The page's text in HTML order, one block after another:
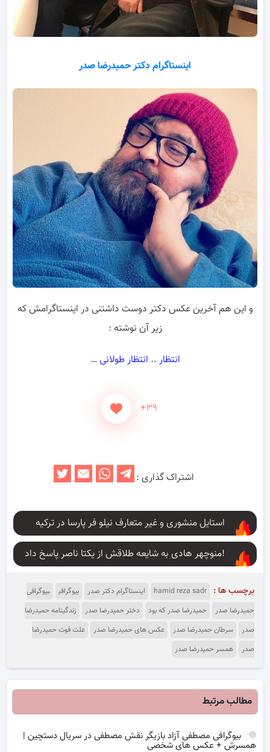
اینستاگرام دکتر حمیدرضا صدر
و این هم آخرین عکس دکتر دوست داشتنی در اینستاگرامش که
زیر آن نوشته :
انتظار .. انتظار طولانی …
+۳۹
اشتراک گذاری :
استایل منشوری و غیر متعارف نیلو فر پارسا در ترکیه
منوچهر هادی به شایعه طلاقش از یکتا ناصر پاسخ داد!
برچسب ها : hamid reza sadr اینستاگرام دکتر صدر بیوگرافی
بیوگرافی
حمیدرضا صدر
حمیدرضا صدر که بود دختر حمیدرضا صدر
زندگینامه حمیدرضا
صدر
سرطان حمیدرضا صدر عکس های حمیدرضا صدر
علت فوت حمیدرضا
صدر
همسر حمیدرضا صدر
مطالب مرتبط
بیوگرافی مصطفی آزاد بازیگر نقش مصطفی در سریال دستچین |
همسرش + عکس های شخصی